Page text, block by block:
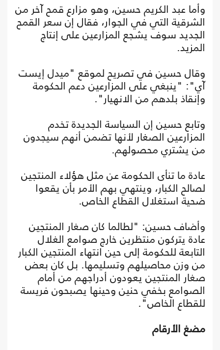
وأما عبد الكريم حسين، وهو مزارع قمح آخر من
الشرقية التي في الجوار، فقال إن سعر القمح
الجديد سوف يشجع المزارعين على إنتاج
المزيد.
وقال حسين في تصريح لموقع "ميدل إيست
آي": "ينبغي على المزارعين دعم الحكومة
وإنقاذ بلدهم من الانهيار".
وتابع حسين إن السياسة الجديدة تخدم
المزارعين الصغار لأنها تضمن أنهم سيجدون
من يشتري محصولهم.
عادة ما تنأى الحكومة عن مثل هؤلاء المنتجين
لصالح الكبار، وينتهي بهم الأمر بأن يقعوا
ضحية استغلال القطاع الخاص.
وأضاف حسين: "لطالما كان صغار المنتجين
عادة يتركون منتظرين خارج صوامع الغلال
التابعة للحكومة إلى حين انتهاء المنتجين الكبار
من وزن محاصيلهم وتسليمها. بل كان بعض
صغار المنتجين يعودون أدراجهم من أمام
الصوامع بخفي حنين وحينها يصبحون فريسة
للقطاع الخاص".
مضغ الأرقام